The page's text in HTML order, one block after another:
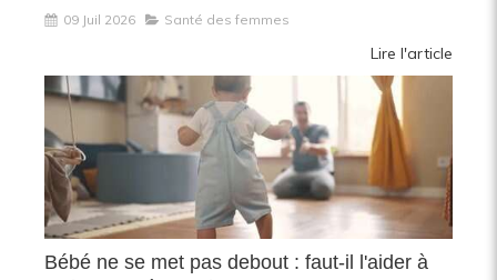
09 Juil 2026 Santé des femmes
Lire l'article
Bébé ne se met pas debout : faut-il l'aider à